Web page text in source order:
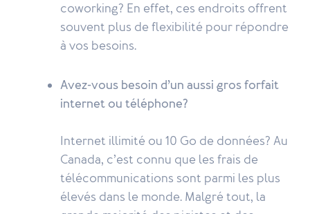
coworking? En effet, ces endroits offrent
souvent plus de flexibilité pour répondre
à vos besoins.
Avez-vous besoin d’un aussi gros forfait
internet ou téléphone?
Internet illimité ou 10 Go de données? Au
Canada, c’est connu que les frais de
télécommunications sont parmi les plus
élevés dans le monde. Malgré tout, la